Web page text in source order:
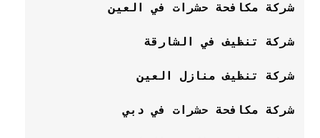
شركة مكافحة حشرات في العين
شركة تنظيف في الشارقة
شركة تنظيف منازل العين
شركة مكافحة حشرات في دبي